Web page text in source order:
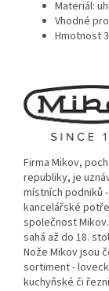
Materiál:
Vhodné
Hmotnost
Firma Mikov,
republiky, je
místních podniků
kancelářské
společnost
sahá až do 18.
Nože Mikov jsou
sortiment -
kuchyňské či